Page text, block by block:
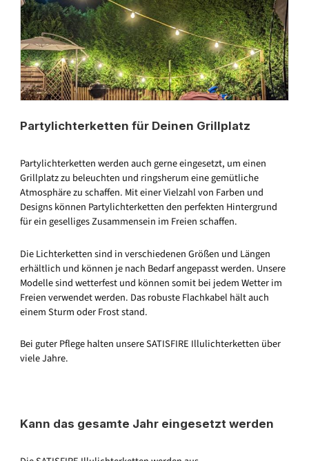
Partylichterketten für Deinen Grillplatz
Partylichterketten werden auch gerne eingesetzt, um einen
Grillplatz zu beleuchten und ringsherum eine gemütliche
Atmosphäre zu schaffen. Mit einer Vielzahl von Farben und
Designs können Partylichterketten den perfekten Hintergrund
für ein geselliges Zusammensein im Freien schaffen.
Die Lichterketten sind in verschiedenen Größen und Längen
erhältlich und können je nach Bedarf angepasst werden. Unsere
Modelle sind wetterfest und können somit bei jedem Wetter im
Freien verwendet werden. Das robuste Flachkabel hält auch
einem Sturm oder Frost stand.
Bei guter Pflege halten unsere SATISFIRE Illulichterketten über
viele Jahre.
Kann das gesamte Jahr eingesetzt werden